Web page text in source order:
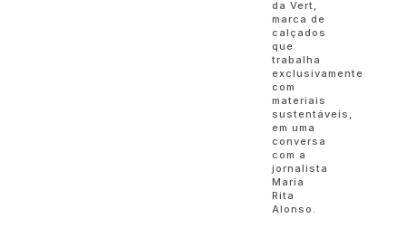
da Vert,
marca de
calçados
que
trabalha
exclusivamente
com
materiais
sustentáveis,
em uma
conversa
com a
jornalista
Maria
Rita
Alonso.